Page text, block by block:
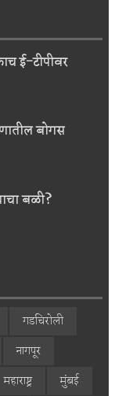
ई-टीपीवर
बोगस
बळी?
गडचिरोली
नागपूर
महाराष्ट्र
मुंबई